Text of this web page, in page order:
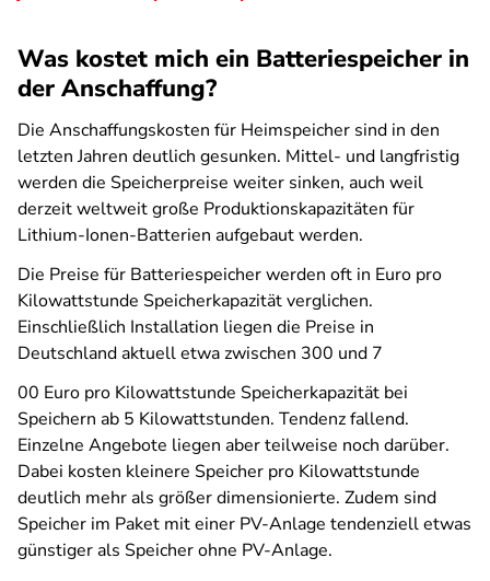
Was kostet mich ein Batteriespeicher in
der Anschaffung?
Die Anschaffungskosten für Heimspeicher sind in den
letzten Jahren deutlich gesunken. Mittel- und langfristig
werden die Speicherpreise weiter sinken, auch weil
derzeit weltweit große Produktionskapazitäten für
Lithium-Ionen-Batterien aufgebaut werden.
Die Preise für Batteriespeicher werden oft in Euro pro
Kilowattstunde Speicherkapazität verglichen.
Einschließlich Installation liegen die Preise in
Deutschland aktuell etwa zwischen 300 und 7
00 Euro pro Kilowattstunde Speicherkapazität bei
Speichern ab 5 Kilowattstunden. Tendenz fallend.
Einzelne Angebote liegen aber teilweise noch darüber.
Dabei kosten kleinere Speicher pro Kilowattstunde
deutlich mehr als größer dimensionierte. Zudem sind
Speicher im Paket mit einer PV-Anlage tendenziell etwas
günstiger als Speicher ohne PV-Anlage.